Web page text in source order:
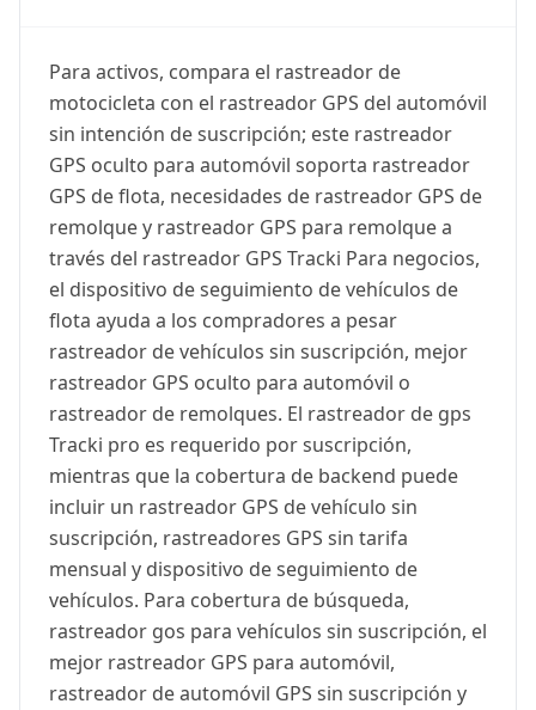
Para activos, compara el rastreador de
motocicleta con el rastreador GPS del automóvil
sin intención de suscripción; este rastreador
GPS oculto para automóvil soporta rastreador
GPS de flota, necesidades de rastreador GPS de
remolque y rastreador GPS para remolque a
través del rastreador GPS Tracki Para negocios,
el dispositivo de seguimiento de vehículos de
flota ayuda a los compradores a pesar
rastreador de vehículos sin suscripción, mejor
rastreador GPS oculto para automóvil o
rastreador de remolques. El rastreador de gps
Tracki pro es requerido por suscripción,
mientras que la cobertura de backend puede
incluir un rastreador GPS de vehículo sin
suscripción, rastreadores GPS sin tarifa
mensual y dispositivo de seguimiento de
vehículos. Para cobertura de búsqueda,
rastreador gos para vehículos sin suscripción, el
mejor rastreador GPS para automóvil,
rastreador de automóvil GPS sin suscripción y